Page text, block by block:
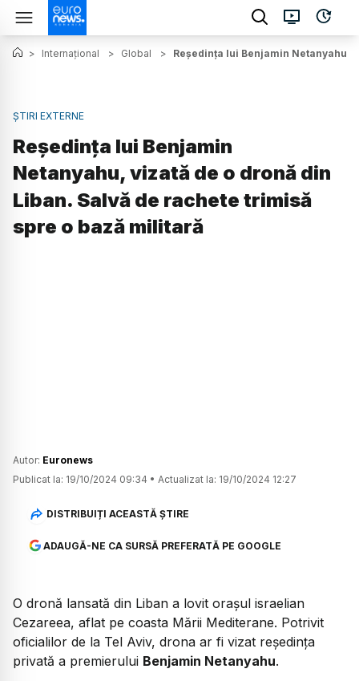
> Internațional > Global > Reședința lui Benjamin Netanyahu,
ȘTIRI EXTERNE
Reședința lui Benjamin
Netanyahu, vizată de o dronă din
Liban. Salvă de rachete trimisă
spre o bază militară
Autor: Euronews
Publicat la: 19/10/2024 09:34 • Actualizat la: 19/10/2024 12:27
DISTRIBUIȚI ACEASTĂ ȘTIRE
ADAUGĂ-NE CA SURSĂ PREFERATĂ PE GOOGLE
O dronă lansată din Liban a lovit orașul israelian
Cezareea, aflat pe coasta Mării Mediterane. Potrivit
oficialilor de la Tel Aviv, drona ar fi vizat reședința
privată a premierului Benjamin Netanyahu.